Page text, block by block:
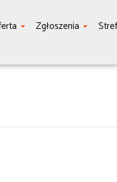
Zgłoszenia